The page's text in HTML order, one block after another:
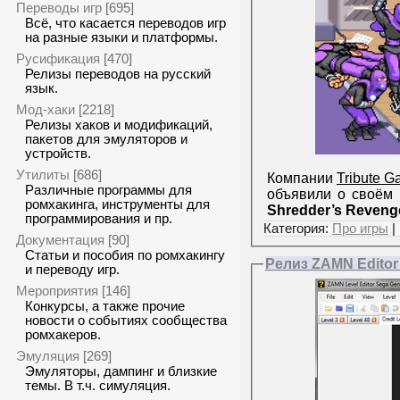
Переводы игр [695]
Всё, что касается переводов игр
на разные языки и платформы.
Русификация [470]
Релизы переводов на русский
язык.
Мод-хаки [2218]
Релизы хаков и модификаций,
пакетов для эмуляторов и
устройств.
Утилиты [686]
Различные программы для
ромхакинга, инструменты для
программирования и пр.
Документация [90]
Статьи и пособия по ромхакингу
и переводу игр.
Мероприятия [146]
Конкурсы, а также прочие
новости о событиях сообщества
ромхакеров.
Эмуляция [269]
Эмуляторы, дампинг и близкие
темы. В т.ч. симуляция.
Компании Tribute
объявили о своём
Shredder’s
Категория: Про игры
Релиз ZAMN